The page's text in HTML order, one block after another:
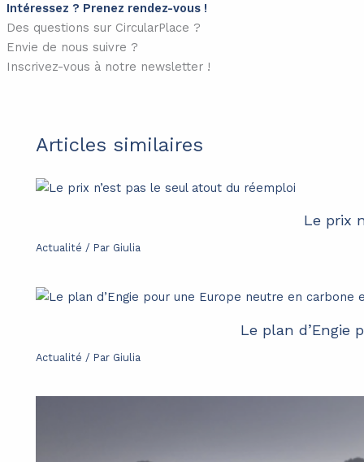
Intéressez ? Prenez rendez-vous !
Des questions sur CircularPlace ?
Envie de nous suivre ?
Inscrivez-vous à notre newsletter !
Articles similaires
Le prix
Actualité / Par Giulia
Le plan d’Engie
Actualité / Par Giulia